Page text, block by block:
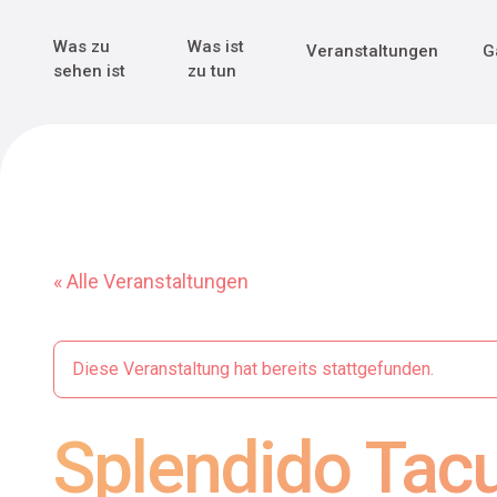
Main Navigation
Was zu
sehen ist
Was ist
zu tun
Veranstaltungen
« Alle Veranstaltungen
Diese Veranstaltung hat bereits stattgefunden.
Splendido